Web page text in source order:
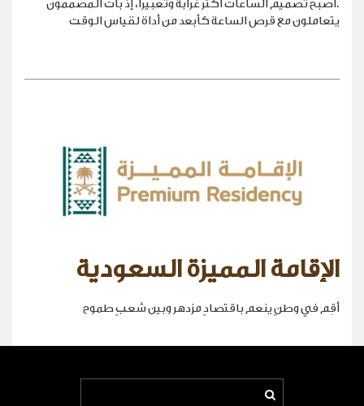
.أصبح تصميم الساعات أكثر غرابةً وتعبيراً، إذ بات المصممون
يتعاملون مع قرص الساعة كأبعد من أداة لقياس الوقت
الإقامة المميزة السعودية
أقِم في وطنٍ ينعم باقتصادٍ مزدهر وبين شعبٍ طموح